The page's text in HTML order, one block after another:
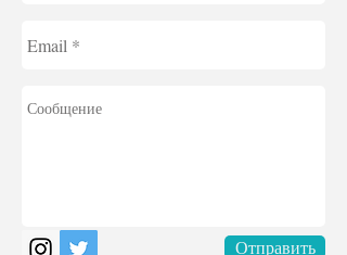
Отправить